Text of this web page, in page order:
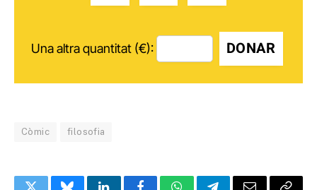
Una altra quantitat (€): DONAR
Còmic filosofia